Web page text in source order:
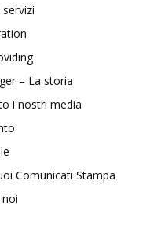
– La storia
i nostri media
Comunicati Stampa